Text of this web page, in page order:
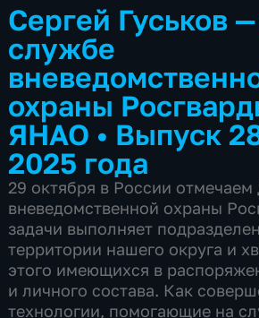
Сергей Гуськов
службе
охраны
ЯНАО • Выпуск
2025 года
29 октября в России отмечаем
вневедомственной охраны
задачи выполняет
территории нашего округа и
этого имеющихся в
и личного состава. Как
технологии, помогающие на